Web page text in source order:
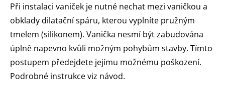
Při instalaci vaniček je nutné nechat mezi vaničkou a
obklady dilatační spáru, kterou vyplníte pružným
tmelem (silikonem). Vanička nesmí být zabudována
úplně napevno kvůli možným pohybům stavby. Tímto
postupem předejdete jejímu možnému poškození.
Podrobné instrukce viz návod.